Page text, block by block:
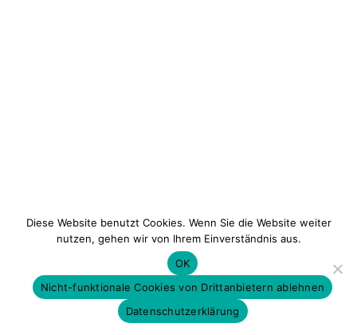
Diese Website benutzt Cookies. Wenn Sie die Website weiter
nutzen, gehen wir von Ihrem Einverständnis aus.
OK
Nicht-funktionale Cookies von Drittanbietern ablehnen
Datenschutzerklärung